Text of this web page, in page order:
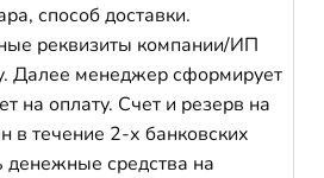
способ доставки.
реквизиты компании/ИП
Далее менеджер сформирует
на оплату. Счет и резерв на
в течение 2-х банковских
денежные средства на